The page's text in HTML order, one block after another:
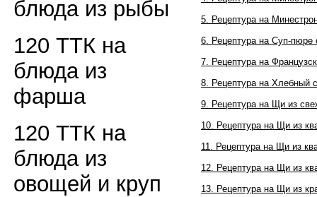
блюда из рыбы
120 ТТК на
блюда из
фарша
120 ТТК на
блюда из
овощей и круп
5. Рецептура на
6. Рецептура на Суп-
7. Рецептура на
8. Рецептура на Хлебный
9. Рецептура на Щи из
10. Рецептура на Щи из
11. Рецептура на Щи из
12. Рецептура на Щи из
13. Рецептура на Щи из